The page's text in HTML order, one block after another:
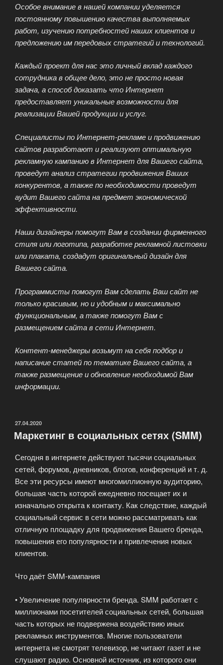
Особое внимание в нашей компании уделяется
постоянному повышению качества выполняемых
работ, изучению потребностей наших клиентов и
предложению им передовых стратегий и технологий.
Каждый проект для нас это личный вклад каждого
сотрудника в общее дело, это не просто новая
задача, а способ доказать что Интернет
предоставляет уникальные возможности для
реализации Вашей продукции и услуг.
Специалисты по Интернет-рекламе и продвижению
сайтов разработают и реализуют оптимальную
рекламную кампанию в Интернет для Вашего сайта,
проведут анализ стратегии продвижения Ваших
конкурентов, а также по необходимости проведут
аудит Вашего сайта на предмет экономической
эффективности.
Наши дизайнеры помогут Вам в создании фирменного
стиля или логотипа, разработке рекламной листовки
или плаката, создадут оригинальный дизайн для
Вашего сайта.
Программисты помогут Вам сделать Ваш сайт не
только красивым, но и удобным и максимально
функциональным, а также помогут Вам с
размещением сайта в сети Интернет.
Контент-менеджеры возьмут на себя подбор и
написание статей по тематике Вашего сайта, а
также размещение и обновление необходимой Вам
информации.
ОПУБЛИКОВАНО
27.04.2020
Маркетинг в социальных сетях (SMM)
Сегодня в интернете действуют тысячи социальных
сетей, форумов, дневников, блогов, конференций и т. д.
Все эти ресурсы имеют многомиллионную аудиторию,
большая часть которой ежедневно посещает их и
изначально открыта к контакту. Как следствие, каждый
социальный сервис в сети можно рассматривать как
отличную площадку для продвижения Вашего бренда,
повышения его популярности и привлечения новых
клиентов.
Что даёт SMM-кампания
• Увеличение популярности бренда. SMM работает с
миллионами посетителей социальных сетей, большая
часть которых не подвержена воздействию иных
рекламных инструментов. Многие пользователи
интернета не смотрят телевизор, не читают газет и не
слушают радио. Основной источник, из которого они